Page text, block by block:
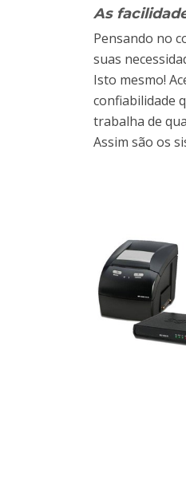
As
Pensando no
suas
Isto mesmo!
confiabilidade
trabalha de
Assim são os